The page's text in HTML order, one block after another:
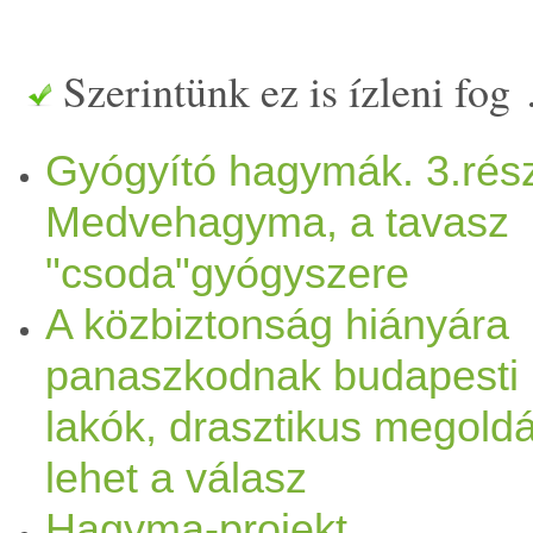
gyomruk. Nos, ilyenkor
nem eszünk hagymát.
akkor oldódtak meg a
elkezdtem inni a zöld
gyomorsavtúltengésre
gyomorégést éppen a kevés
hogy ha kevés sav
Szerintünk ez is ízleni
Gyógyító hagymák.
Medvehagyma, a tavasz
"csoda"gyógyszere
A közbiztonság hiányára
panaszkodnak budapesti
lakók, drasztikus
lehet a válasz